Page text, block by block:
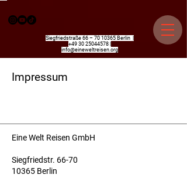
Siegfriedstraße 66 – 70 10365 Berlin |
+49 30 25044578
info@eineweltreisen.org
Impressum
Eine Welt Reisen GmbH
Siegfriedstr. 66-70
10365 Berlin